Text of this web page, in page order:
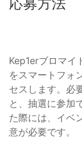
Kep1erブロマイ
をスマートフォ
セスします。必
と、抽選に参加
た際には、イベ
意が必要です。